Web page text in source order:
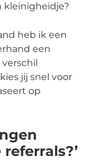
kleinigheidje?
heb ik een
een
jij snel voor
op